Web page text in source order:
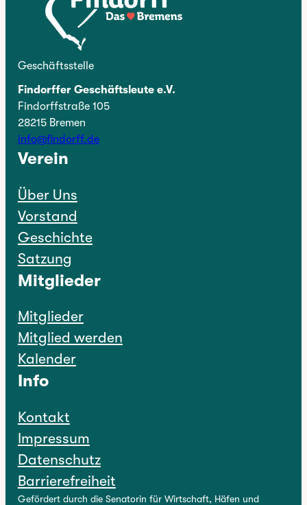
Geschäftsstelle
Findorffer Geschäftsleute e.V.
Findorffstraße 105
28215 Bremen
info@findorff.de
Verein
Über Uns
Vorstand
Geschichte
Satzung
Mitglieder
Mitglieder
Mitglied werden
Kalender
Info
Kontakt
Impressum
Datenschutz
Barrierefreiheit
Gefördert durch die Senatorin für Wirtschaft, Häfen und